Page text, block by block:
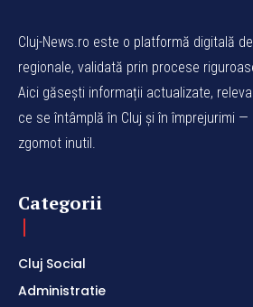
Cluj-News.ro este o platformă digitală
regionale, validată prin procese
Aici găsești informații actualizate,
ce se întâmplă în Cluj și în împrejurimi
zgomot inutil.
Categorii
Cluj Social
Administratie